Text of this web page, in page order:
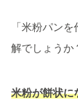
「米粉パン
解でしょうか
米粉が餅状に